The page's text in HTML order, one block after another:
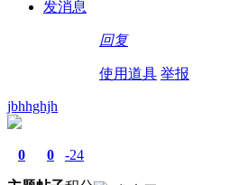
发消息
回复
使用道具 举报
jbhhghjh
0 0 -24